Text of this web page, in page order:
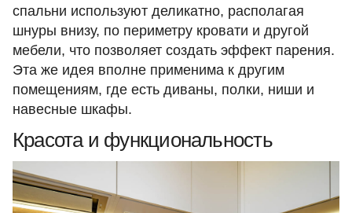
спальни используют деликатно, располагая
шнуры внизу, по периметру кровати и другой
мебели, что позволяет создать эффект парения.
Эта же идея вполне применима к другим
помещениям, где есть диваны, полки, ниши и
навесные шкафы.
Красота и функциональность